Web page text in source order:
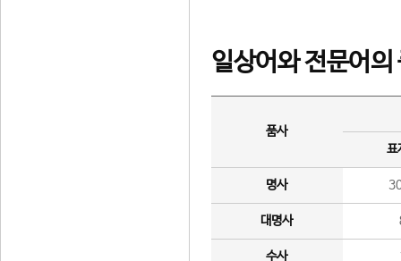
일상어와 전문어의
품사
표
명사
대명사
수사